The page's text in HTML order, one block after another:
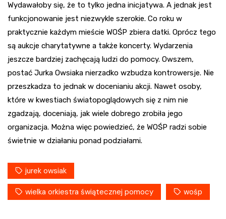
Wydawałoby się, że to tylko jedna inicjatywa. A jednak jest
funkcjonowanie jest niezwykle szerokie. Co roku w
praktycznie każdym mieście WOŚP zbiera datki. Oprócz tego
są aukcje charytatywne a także koncerty. Wydarzenia
jeszcze bardziej zachęcają ludzi do pomocy. Owszem,
postać Jurka Owsiaka nierzadko wzbudza kontrowersje. Nie
przeszkadza to jednak w docenianiu akcji. Nawet osoby,
które w kwestiach światopoglądowych się z nim nie
zgadzają, doceniają, jak wiele dobrego zrobiła jego
organizacja. Można więc powiedzieć, że WOŚP radzi sobie
świetnie w działaniu ponad podziałami.
jurek owsiak
wielka orkiestra świątecznej pomocy wośp